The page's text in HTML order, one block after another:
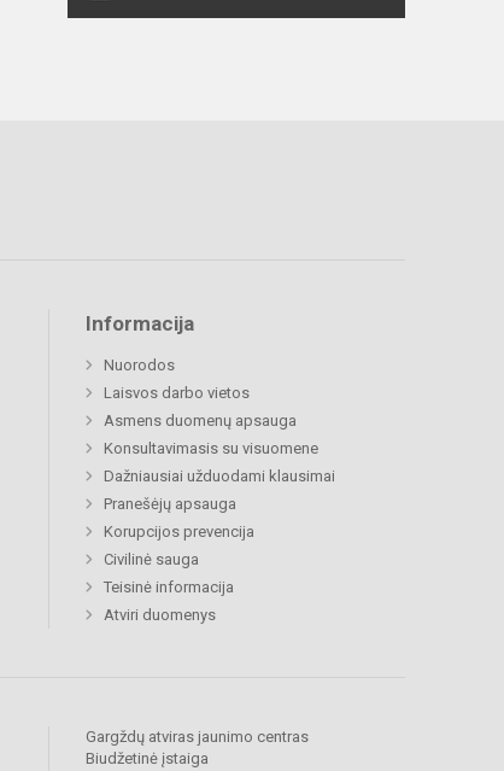
Informacija
Nuorodos
Laisvos darbo vietos
Asmens duomenų apsauga
Konsultavimasis su visuomene
Dažniausiai užduodami klausimai
Pranešėjų apsauga
Korupcijos prevencija
Civilinė sauga
Teisinė informacija
Atviri duomenys
Gargždų atviras jaunimo centras
Biudžetinė įstaiga